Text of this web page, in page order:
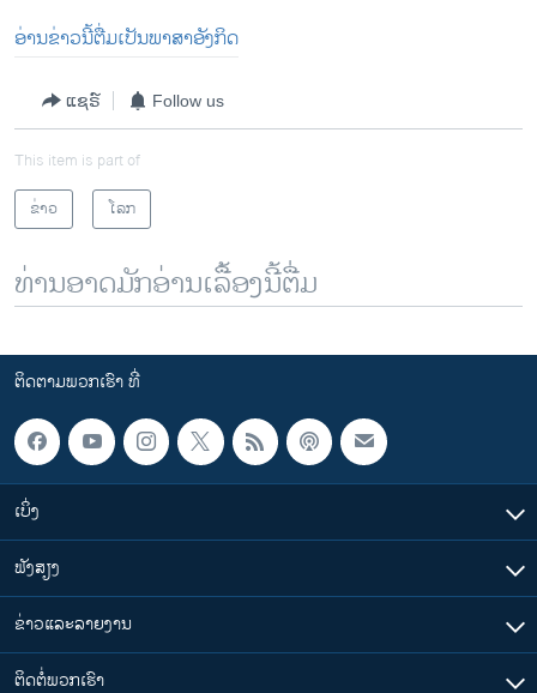
ອ່ານ​ຂ່າວນີ້​ຕື່ມ​ເປັນ​ພາ​ສາ​ອັງ​ກິດ
ແຊຣ໌ Follow us
This item is part of
ຂ່າວ
ໂລກ
ທ່ານອາດມັກອ່ານເລື້ອງນີ້ຕື່ມ
ຕິດຕາມພວກເຮົາ ທີ່
ເບິ່ງ
ຟັງສຽງ
ຂ່າວແລະລາຍງານ
ຕິດຕໍ່ພວກເຮົາ